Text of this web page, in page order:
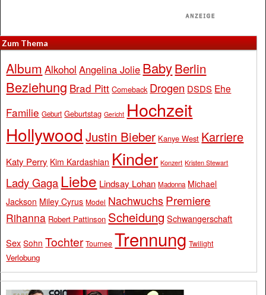
Zum Thema
Album Alkohol Angelina Jolie BabyBerlin
Beziehung Brad Pitt Comeback Drogen DSDS Ehe
Familie Geburt Geburtstag Gericht Hochzeit
Hollywood Justin Bieber Kanye West Karriere
Katy Perry Kim Kardashian Kinder Konzert Kristen Stewart
Lady Gaga Liebe Lindsay Lohan Madonna Michael
Jackson Miley Cyrus Model Nachwuchs Premiere
Rihanna Robert Pattinson Scheidung Schwangerschaft
Sex Sohn Tochter Tournee Trennung Twilight
Verlobung